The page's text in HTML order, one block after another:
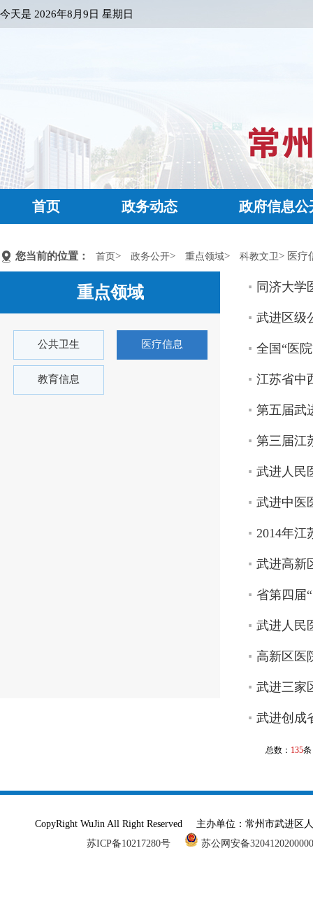
今天是 2026年8月9日 星期日
首页 政务动态 政府信息公
您当前的位置： 首页> 政务公开> 重点领域> 科教文卫> 医疗
重点领域
公共卫生 医疗信息
教育信息
同济大学
武进区级
全国“医
江苏省中
第五届武
第三届江
武进人民
武进中医
2014年江
武进高新
省第四届
武进人民
高新区医
武进三家
武进创成
总数： 135
CopyRight WuJin All Right Reserved 主办单位：常州市武进
苏ICP备10217280号
苏公网安备